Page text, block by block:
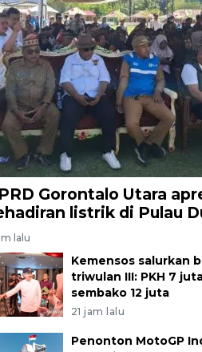
Gorontalo Utara
listrik di Pulau
lalu
Kemensos salurkan
triwulan III: PKH 7
sembako 12 juta
21 jam lalu
Penonton MotoGP